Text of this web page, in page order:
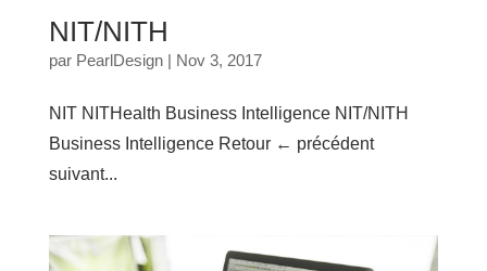
NIT/NITH
par PearlDesign| Nov 3, 2017
NIT NITHealth Business Intelligence NIT/NITH
Business Intelligence Retour ← précédent
suivant...